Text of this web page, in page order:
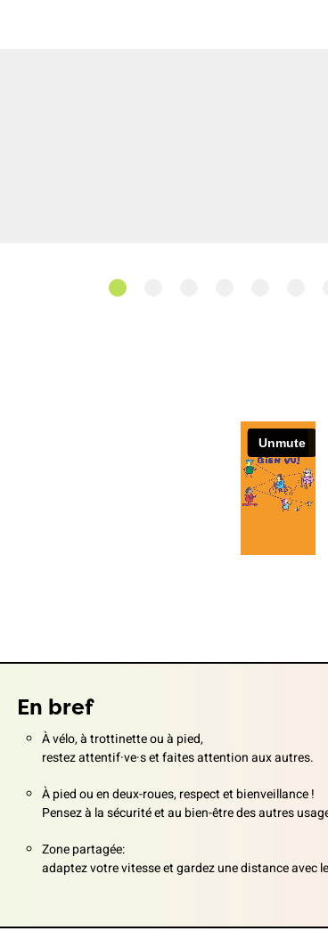
En bref
À vélo, à trottinette ou à pied,
restez attentif·ve·s et faites attention aux autres.
À pied ou en deux-roues, respect et bienveillance !
Pensez à la sécurité et au bien-être des autres
Zone partagée:
adaptez votre vitesse et gardez une distance avec